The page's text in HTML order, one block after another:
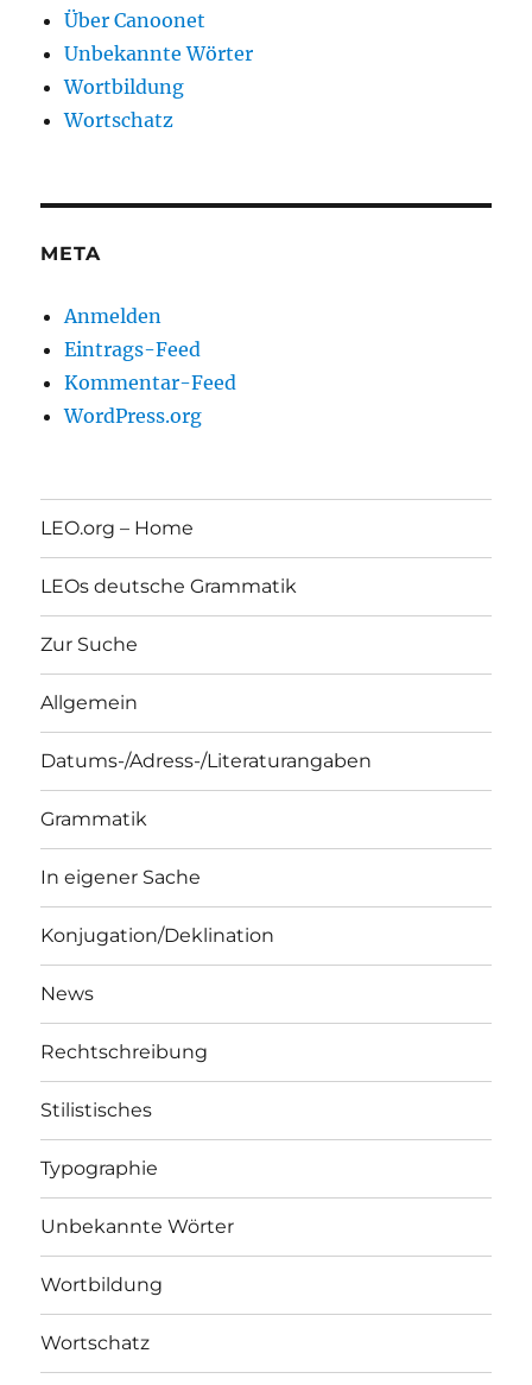
Über Canoonet
Unbekannte Wörter
Wortbildung
Wortschatz
META
Anmelden
Eintrags-Feed
Kommentar-Feed
WordPress.org
LEO.org – Home
LEOs deutsche Grammatik
Zur Suche
Allgemein
Datums-/Adress-/Literaturangaben
Grammatik
In eigener Sache
Konjugation/Deklination
News
Rechtschreibung
Stilistisches
Typographie
Unbekannte Wörter
Wortbildung
Wortschatz